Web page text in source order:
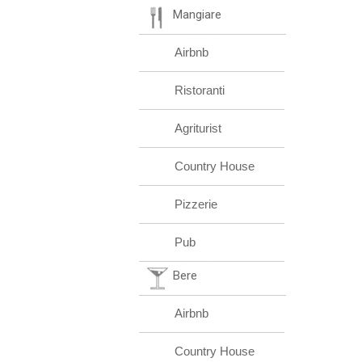
Mangiare
Airbnb
Ristoranti
Agriturist
Country House
Pizzerie
Pub
Bere
Airbnb
Country House